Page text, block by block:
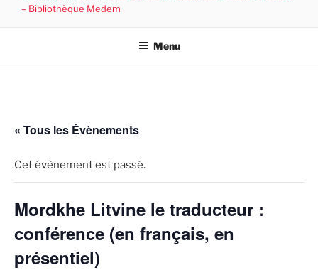
– Bibliothèque Medem
Menu
« Tous les Évènements
Cet évènement est passé.
Mordkhe Litvine le traducteur :
conférence (en français, en
présentiel)